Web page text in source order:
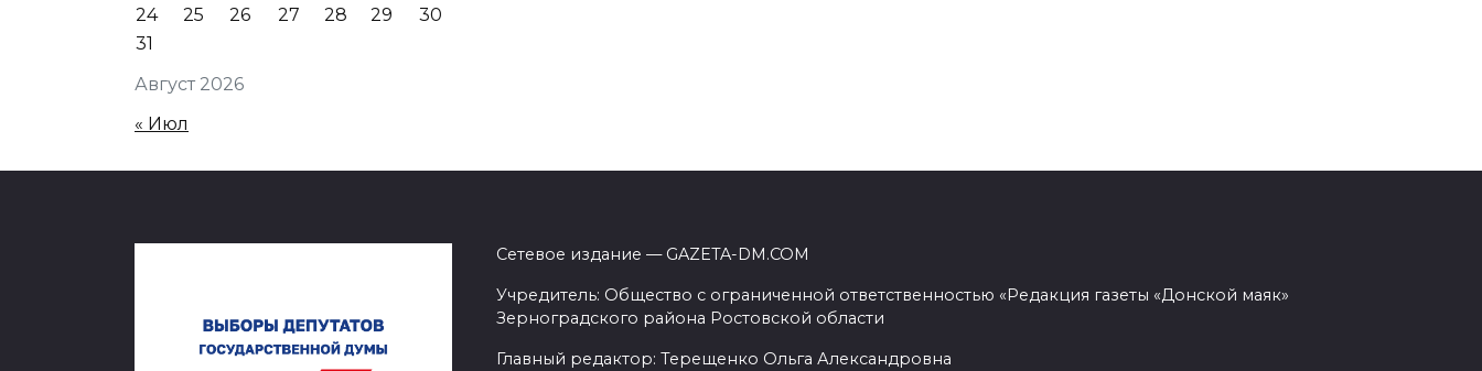
Август 2026
24
25 26 27 28 29
30
31
« Июл
Сетевое издание — GAZETA-DM.COM
Учредитель: Общество с ограниченной ответственностью «Редакция газеты «Донской маяк»
Зерноградского района Ростовской области
Главный редактор: Терещенко Ольга Александровна